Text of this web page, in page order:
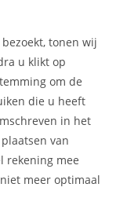
tonen wij
u klikt op
om de
die u heeft
in het
van
rekening mee
meer optimaal